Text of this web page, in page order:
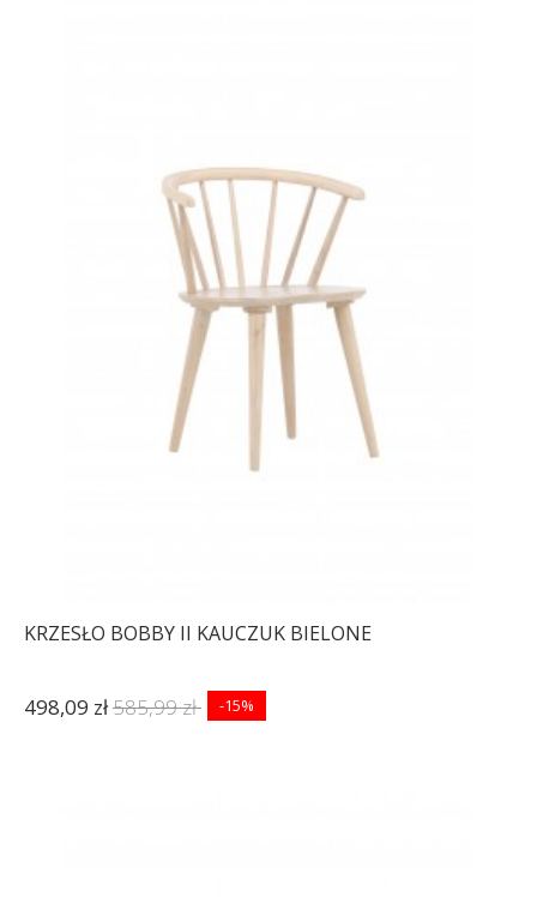
KRZESŁO BOBBY II KAUCZUK BIELONE
498,09 zł585,99 zł -15%